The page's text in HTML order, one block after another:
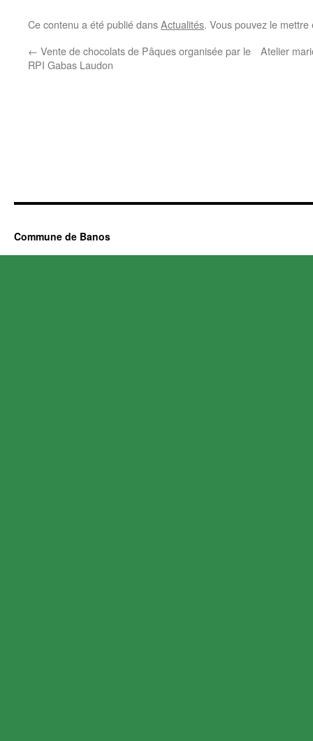
Ce contenu a été publié dansActualités. Vous pouvez le
← Vente de chocolats de Pâques organisée par le
RPI Gabas Laudon
Atelier
Commune de Banos